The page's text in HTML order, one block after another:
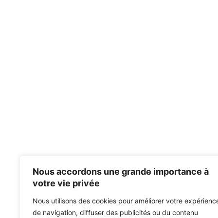
Nous accordons une grande importance à
votre vie privée
Nous utilisons des cookies pour améliorer votre
de navigation, diffuser des publicités ou du contenu